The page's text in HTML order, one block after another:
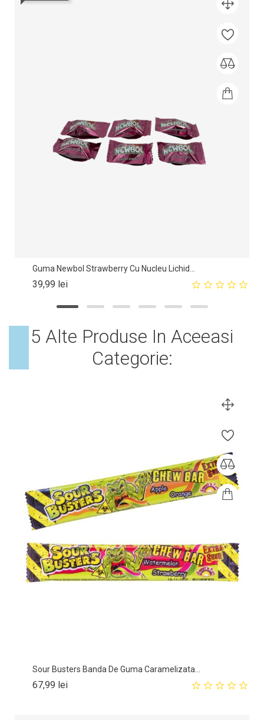
Guma Newbol Strawberry Cu Nucleu Lichid...
39,99 leiPret
5 Alte Produse In Aceeasi
Categorie:
Sour Busters Banda De Guma Caramelizata...
67,99 leiPret